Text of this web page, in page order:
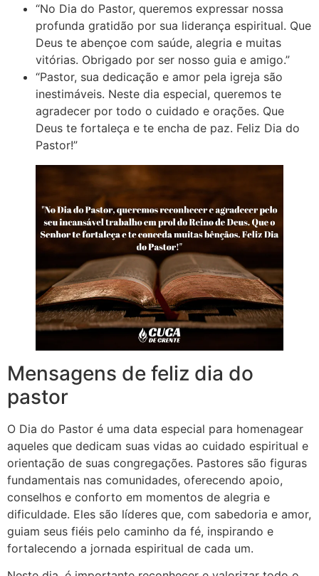
“No Dia do Pastor, queremos expressar nossa
profunda gratidão por sua liderança espiritual. Que
Deus te abençoe com saúde, alegria e muitas
vitórias. Obrigado por ser nosso guia e amigo.”
“Pastor, sua dedicação e amor pela igreja são
inestimáveis. Neste dia especial, queremos te
agradecer por todo o cuidado e orações. Que
Deus te fortaleça e te encha de paz. Feliz Dia do
Pastor!”
Mensagens de feliz dia do
pastor
O Dia do Pastor é uma data especial para homenagear
aqueles que dedicam suas vidas ao cuidado espiritual e
orientação de suas congregações. Pastores são figuras
fundamentais nas comunidades, oferecendo apoio,
conselhos e conforto em momentos de alegria e
dificuldade. Eles são líderes que, com sabedoria e amor,
guiam seus fiéis pelo caminho da fé, inspirando e
fortalecendo a jornada espiritual de cada um.